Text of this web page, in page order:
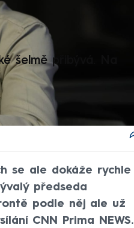
šelmě přibývá. Na
se ale dokáže rychle
předseda
podle něj ale už
CNN Prima NEWS.